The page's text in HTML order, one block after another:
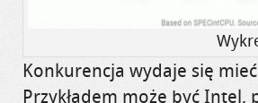
Konkurencja wydaje się
Przykładem może być